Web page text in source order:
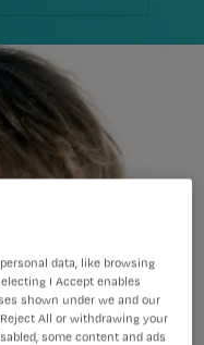
data, like browsing
I Accept enables
shown under we and our
All or withdrawing your
some content and ads